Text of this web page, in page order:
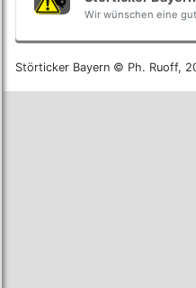
Wir wünschen eine
Störticker Bayern © Ph. Ruoff,